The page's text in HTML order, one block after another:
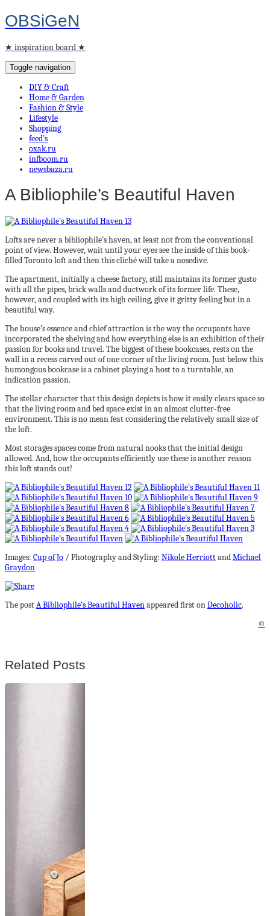
OBSiGeN
★ inspiration board ★
Toggle navigation
DIY & Craft
Home & Garden
Fashion & Style
Lifestyle
Shopping
feed’s
oxak.ru
infboom.ru
newsbaza.ru
A Bibliophile’s Beautiful Haven
Lofts are never a bibliophile’s haven, at least not from the conventional
point of view. However, wait until your eyes see the inside of this book-
filled Toronto loft and then this cliché will take a nosedive.
The apartment, initially a cheese factory, still maintains its former gusto
with all the pipes, brick walls and ductwork of its former life. These,
however, and coupled with its high ceiling, give it gritty feeling but in a
beautiful way.
The house’s essence and chief attraction is the way the occupants have
incorporated the shelving and how everything else is an exhibition of their
passion for books and travel. The biggest of these bookcases, rests on the
wall in a recess carved out of one corner of the living room. Just below this
humongous bookcase is a cabinet playing a host to a turntable, an
indication passion.
The stellar character that this design depicts is how it easily clears space so
that the living room and bed space exist in an almost clutter-free
environment. This is no mean feat considering the relatively small size of
the loft.
Most storages spaces come from natural nooks that the initial design
allowed. And, how the occupants efficiently use these is another reason
this loft stands out!
Images: Cup of Jo / Photography and Styling: Nikole HerriottandMichael
Graydon
The postA Bibliophile’s Beautiful Havenappeared first onDecoholic.
©
Related Posts